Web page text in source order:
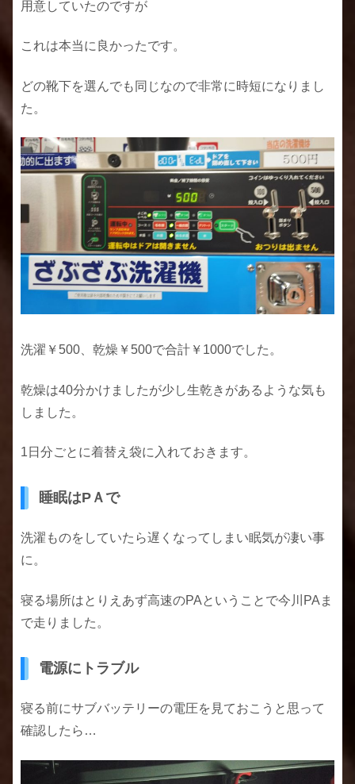
用意していたのですが
これは本当に良かったです。
どの靴下を選んでも同じなので非常に時短になりまし
た。
洗濯￥500、乾燥￥500で合計￥1000でした。
乾燥は40分かけましたが少し生乾きがあるような気も
しました。
1日分ごとに着替え袋に入れておきます。
睡眠はPＡで
洗濯ものをしていたら遅くなってしまい眠気が凄い事
に。
寝る場所はとりえあず高速のPAということで今川PAま
で走りました。
電源にトラブル
寝る前にサブバッテリーの電圧を見ておこうと思って
確認したら…